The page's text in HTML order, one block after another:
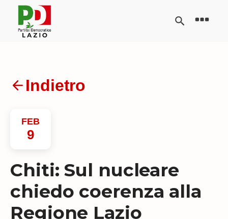
Indietro
FEB
9
Chiti: Sul nucleare
chiedo coerenza alla
Regione Lazio